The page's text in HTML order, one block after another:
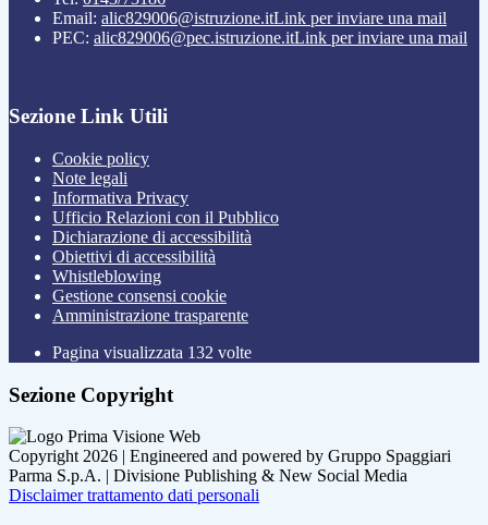
Email: alic829006@istruzione.itLink per inviare una mail
PEC: alic829006@pec.istruzione.itLink per inviare una mail
Sezione Link Utili
Cookie policy
Note legali
Informativa Privacy
Ufficio Relazioni con il Pubblico
Dichiarazione di accessibilità
Obiettivi di accessibilità
Whistleblowing
Gestione consensi cookie
Amministrazione trasparente
Pagina visualizzata 132 volte
Sezione Copyright
Copyright 2026 | Engineered and powered by Gruppo Spaggiari
Parma S.p.A. | Divisione Publishing & New Social Media
Disclaimer trattamento dati personali